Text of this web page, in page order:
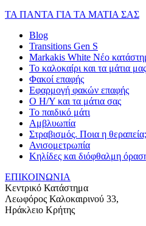
ΤΑ ΠΑΝΤΑ ΓΙΑ ΤΑ ΜΑΤΙΑ ΣΑΣ
Blog
Transitions Gen S
Markakis White Νέο
Το καλοκαίρι και τα μάτια μας
Φακοί επαφής
Εφαρμογή φακών επαφής
Ο Η/Υ και τα μάτια σας
Το παιδικό μάτι
Αμβλυωπία
Στραβισμός. Ποια η θεραπεία;
Ανισομετρωπία
Κηλίδες και διόφθαλμη
ΕΠΙΚΟΙΝΩΝΙΑ
Κεντρικό Κατάστημα
Λεωφόρος Καλοκαιρινού 33,
Ηράκλειο Κρήτης